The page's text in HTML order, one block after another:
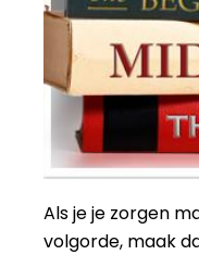
Als je je zorgen
volgorde, maak